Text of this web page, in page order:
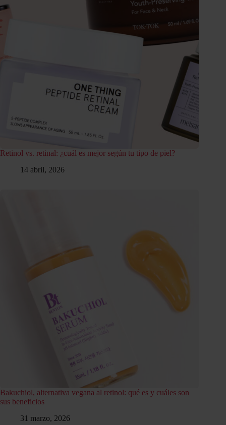
Retinol vs. retinal: ¿cuál es mejor según tu tipo de piel?
14 abril, 2026
Bakuchiol, alternativa vegana al retinol: qué es y cuáles son
sus beneficios
31 marzo, 2026